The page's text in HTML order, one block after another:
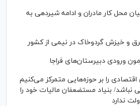
محل کار مادران و ادامه شیردهی به
و خیزش گردوخاک در نیمی از کشور
ورودی دبیرستان‌های فراجا
را بر حوزه‌هایی متمرکز می‌کنیم
بنیاد مستضعفان مالیات خود را
ندارد